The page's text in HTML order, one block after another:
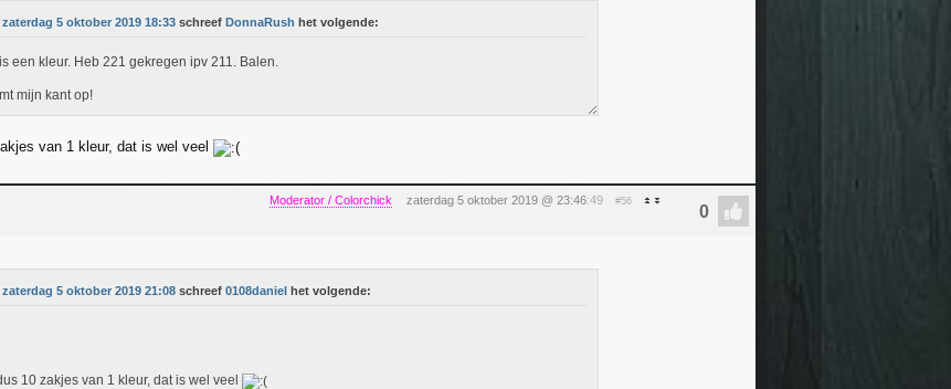
zaterdag 5 oktober 2019 18:33 schreef DonnaRush het volgende:
een kleur. Heb 221 gekregen ipv 211. Balen.
mijn kant op!
van 1 kleur, dat is wel veel
Moderator / Colorchick zaterdag 5 oktober 2019 @ 23:46:49 #56
zaterdag 5 oktober 2019 21:08 schreef 0108daniel het volgende:
10 zakjes van 1 kleur, dat is wel veel